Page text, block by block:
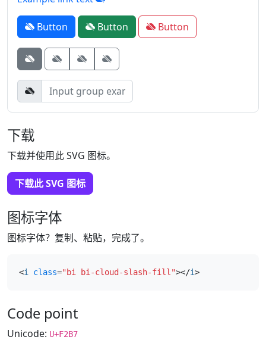
Button Button Button
ButtonButtonButton
下载
下载并使用此 SVG 图标。
下载此 SVG 图标
图标字体
图标字体？复制、粘贴，完成了。
<i class="bi bi-cloud-slash-fill"></i>
Code point
Unicode: U+F2B7